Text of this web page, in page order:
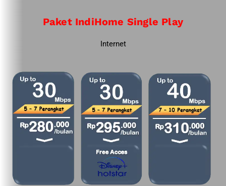
Paket IndiHome Single Play
Internet